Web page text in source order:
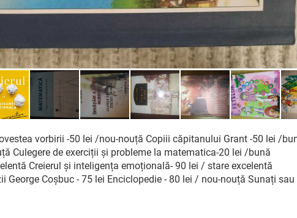
vorbirii -50 lei /nou-nouță Copiii căpitanului Grant -50 lei /
Culegere de exerciții și probleme la matematica-20 lei /bună
Creierul și inteligența emoțională- 90 lei / stare excelentă
George Coșbuc - 75 lei Enciclopedie - 80 lei / nou-nouță Sunați sau